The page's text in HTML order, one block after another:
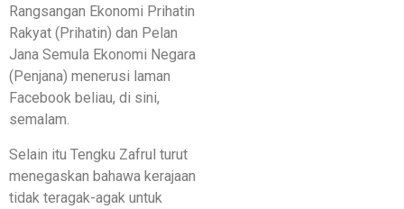
Rangsangan Ekonomi Prihatin
Rakyat (Prihatin) dan Pelan
Jana Semula Ekonomi Negara
(Penjana) menerusi laman
Facebook beliau, di sini,
semalam.
Selain itu Tengku Zafrul turut
menegaskan bahawa kerajaan
tidak teragak-agak untuk